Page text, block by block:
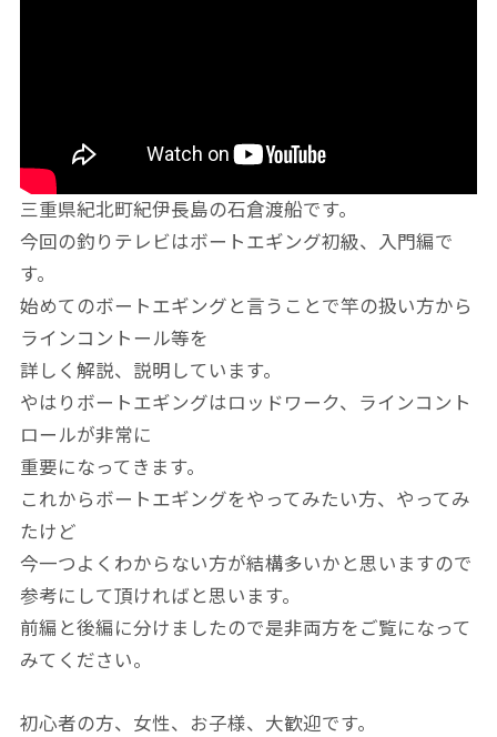
三重県紀北町紀伊長島の石倉渡船です。
今回の釣りテレビはボートエギング初級、入門編で
す。
始めてのボートエギングと言うことで竿の扱い方から
ラインコントール等を
詳しく解説、説明しています。
やはりボートエギングはロッドワーク、ラインコント
ロールが非常に
重要になってきます。
これからボートエギングをやってみたい方、やってみ
たけど
今一つよくわからない方が結構多いかと思いますので
参考にして頂ければと思います。
前編と後編に分けましたので是非両方をご覧になって
みてください。
初心者の方、女性、お子様、大歓迎です。